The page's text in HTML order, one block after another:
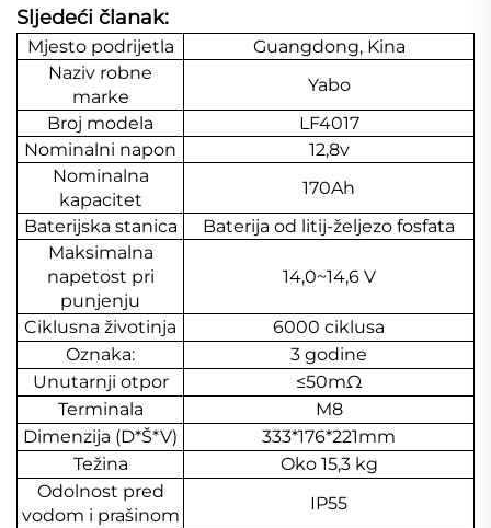
Sljedeći članak:
Mjesto podrijetla
Guangdong, Kina
Naziv robne
marke
Yabo
Broj modela
LF4017
Nominalni napon
12,8v
Nominalna
kapacitet
170Ah
Baterijska stanica
Baterija od litij-željezo fosfata
Maksimalna
napetost pri
punjenju
14,0~14,6 V
Ciklusna životinja
6000 ciklusa
Oznaka:
3 godine
Unutarnji otpor
≤50mΩ
Terminala
M8
Dimenzija (D*Š*V)
333*176*221mm
Težina
Oko 15,3 kg
Odolnost pred
vodom i prašinom
IP55